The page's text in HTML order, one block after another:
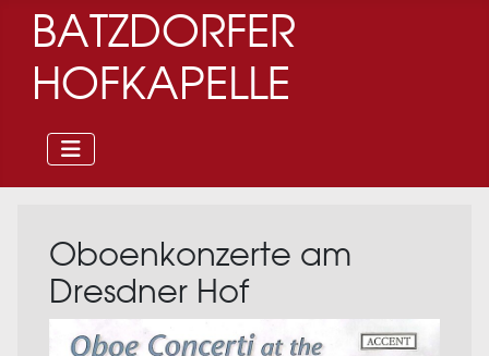
BATZDORFER
HOFKAPELLE
Oboenkonzerte am
Dresdner Hof